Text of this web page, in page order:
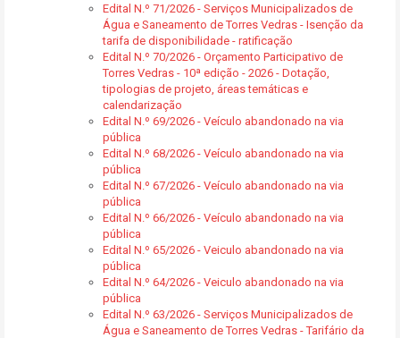
Edital N.º 71/2026 - Serviços Municipalizados de
Água e Saneamento de Torres Vedras - Isenção da
tarifa de disponibilidade - ratificação
Edital N.º 70/2026 - Orçamento Participativo de
Torres Vedras - 10ª edição - 2026 - Dotação,
tipologias de projeto, áreas temáticas e
calendarização
Edital N.º 69/2026 - Veículo abandonado na via
pública
Edital N.º 68/2026 - Veículo abandonado na via
pública
Edital N.º 67/2026 - Veículo abandonado na via
pública
Edital N.º 66/2026 - Veículo abandonado na via
pública
Edital N.º 65/2026 - Veiculo abandonado na via
pública
Edital N.º 64/2026 - Veiculo abandonado na via
pública
Edital N.º 63/2026 - Serviços Municipalizados de
Água e Saneamento de Torres Vedras - Tarifário da